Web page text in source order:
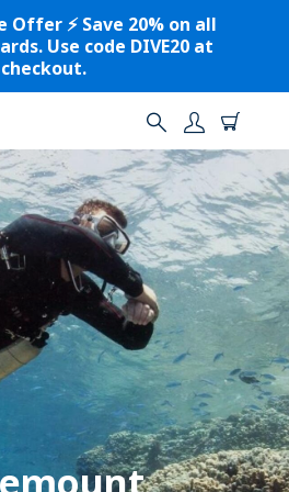
Offer ⚡️ Save 20% on all
Use code DIVE20 at
checkout.